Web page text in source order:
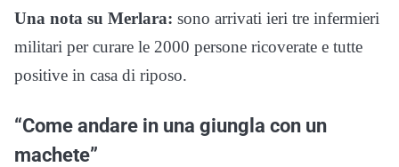
Una nota su Merlara: sono arrivati ieri tre infermieri
militari per curare le 2000 persone ricoverate e tutte
positive in casa di riposo.
“Come andare in una giungla con un
machete”